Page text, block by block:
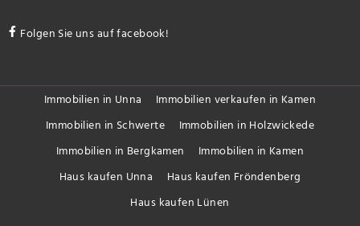
Folgen Sie uns auf facebook!
Immobilien in Unna
Immobilien verkaufen in Kamen
Immobilien in Schwerte
Immobilien in Holzwickede
Immobilien in Bergkamen
Immobilien in Kamen
Haus kaufen Unna
Haus kaufen Fröndenberg
Haus kaufen Lünen